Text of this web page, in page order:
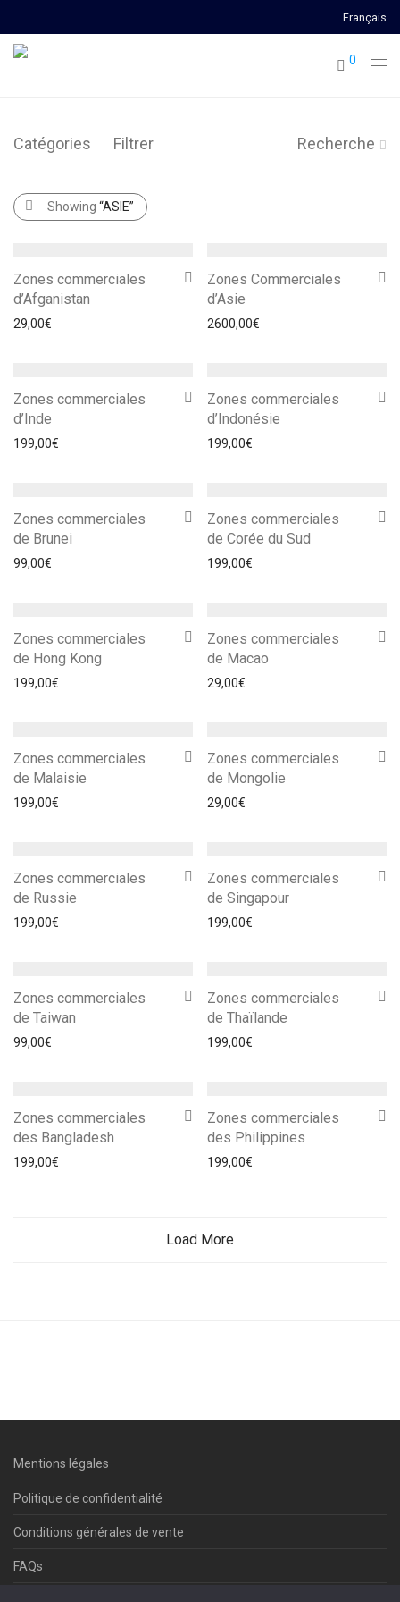
Français
0
Catégories Filtrer Recherche
Showing “ASIE”
Zones commerciales
d’Afganistan
29,00€
Zones Commerciales
d’Asie
2600,00€
Zones commerciales
d’Inde
199,00€
Zones commerciales
d’Indonésie
199,00€
Zones commerciales
de Brunei
99,00€
Zones commerciales
de Corée du Sud
199,00€
Zones commerciales
de Hong Kong
199,00€
Zones commerciales
de Macao
29,00€
Zones commerciales
de Malaisie
199,00€
Zones commerciales
de Mongolie
29,00€
Zones commerciales
de Russie
199,00€
Zones commerciales
de Singapour
199,00€
Zones commerciales
de Taiwan
99,00€
Zones commerciales
de Thaïlande
199,00€
Zones commerciales
des Bangladesh
199,00€
Zones commerciales
des Philippines
199,00€
Load More
Mentions légales
Politique de confidentialité
Conditions générales de vente
FAQs